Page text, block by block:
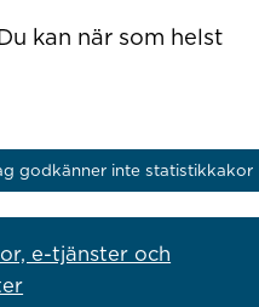
kan när som helst
godkänner inte statistikkakor
e-tjänster och